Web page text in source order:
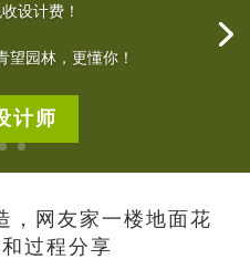
设计费！
园林，更懂你！
计师
，网友家一楼地面花
过程分享